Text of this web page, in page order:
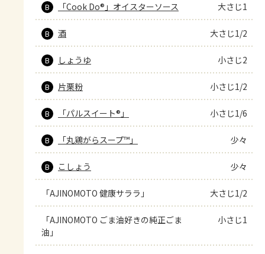
B 「Cook Do®」オイスターソース 大さじ1
B 酒 大さじ1/2
B しょうゆ 小さじ2
B 片栗粉 小さじ1/2
B 「パルスイート®」 小さじ1/6
B 「丸鶏がらスープ™」 少々
B こしょう 少々
「AJINOMOTO 健康サララ」 大さじ1/2
「AJINOMOTO ごま油好きの純正ごま
油」
小さじ1